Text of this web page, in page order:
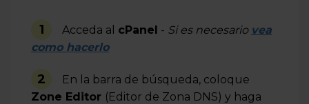
1 Acceda al cPanel - Si es necesario vea
como hacerlo
2
En la barra de búsqueda, coloque
Zone Editor (Editor de Zona DNS) y haga